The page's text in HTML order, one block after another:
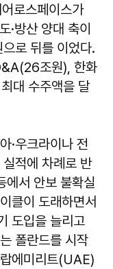
로스페이스가
방산 양대 축이
로 뒤를 이었다.
조원), 한화
대 수주액을 달
·우크라이나 전
적에 차례로 반
에서 안보 불확실
클이 도래하면서
도입을 늘리고
폴란드를 시작
에미리트(UAE)